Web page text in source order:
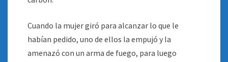
Cuando la mujer giró para alcanzar lo que le
habían pedido, uno de ellos la empujó y la
amenazó con un arma de fuego, para luego